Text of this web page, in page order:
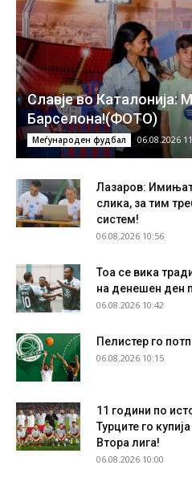
Славје во Каталонија:
Барселона!(ФОТО)
Меѓународен фудбал 06.08.2026
Лазаров:
слика, за тим
систем!
06.08.2026 10:56
Тоа се вика
на денешен ден
06.08.2026 10:42
Пелистер го
06.08.2026 10:15
11 години по
Турците го
Втора лига!
06.08.2026 10:00